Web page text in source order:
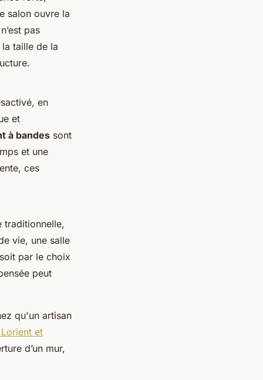
salon ouvre la
pas
taille de la
en
et
à bandes sont
et une
ces
traditionnelle,
vie, une salle
par le choix
peut
qu'un artisan
et
d’un mur,